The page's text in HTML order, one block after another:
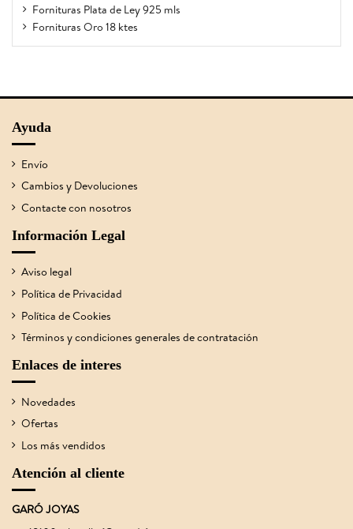
Fornituras Plata de Ley 925 mls
Fornituras Oro 18 ktes
Ayuda
Envío
Cambios y Devoluciones
Contacte con nosotros
Información Legal
Aviso legal
Política de Privacidad
Política de Cookies
Términos y condiciones generales de contratación
Enlaces de interes
Novedades
Ofertas
Los más vendidos
Atención al cliente
GARÓ JOYAS